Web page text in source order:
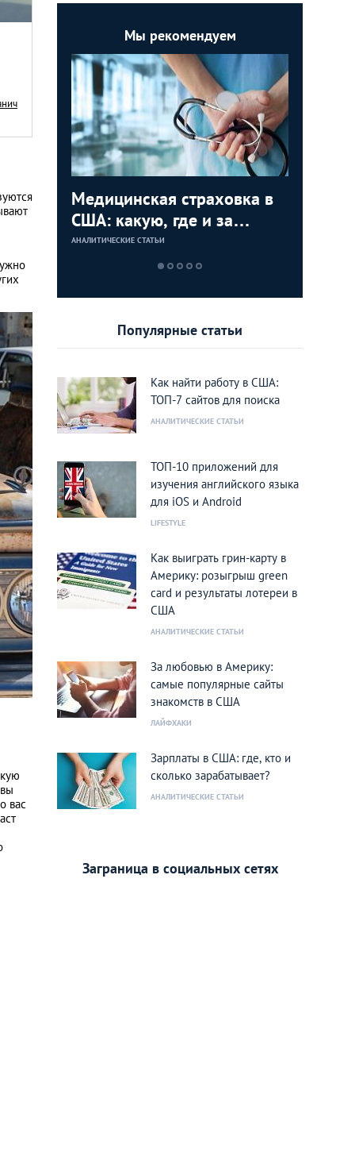
вас
Мы рекомендуем
Медицинская страховка в
США: какую, где и за
сколько купить?
АНАЛИТИЧЕСКИЕ СТАТЬИ
Популярные статьи
Как найти работу в США:
ТОП-7 сайтов для поиска
АНАЛИТИЧЕСКИЕ СТАТЬИ
ТОП-10 приложений для
изучения английского языка
для iOS и Android
LIFESTYLE
Как выиграть грин-карту в
Америку: розыгрыш green
card и результаты лотереи в
США
АНАЛИТИЧЕСКИЕ СТАТЬИ
За любовью в Америку:
самые популярные сайты
знакомств в США
ЛАЙФХАКИ
Зарплаты в США: где, кто и
сколько зарабатывает?
АНАЛИТИЧЕСКИЕ СТАТЬИ
Заграница в социальных сетях